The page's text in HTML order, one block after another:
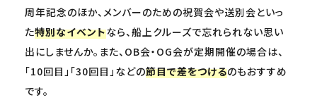
周年記念のほか、メンバーのための祝賀会や送別会といっ
た特別なイベントなら、船上クルーズで忘れられない思い
出にしませんか。また、OB会・OG会が定期開催の場合は、
「10回目」「30回目」などの節目で差をつけるのもおすすめ
です。